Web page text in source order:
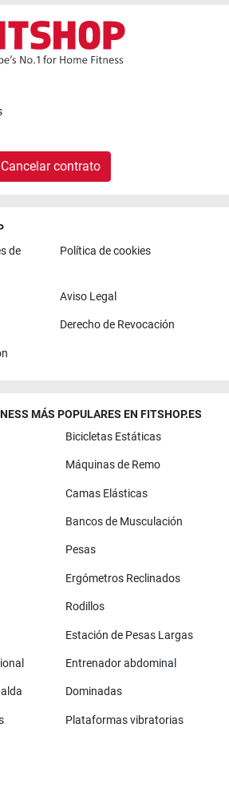
Cancelar contrato
de
Política de cookies
Aviso Legal
Derecho de Revocación
MÁS POPULARES EN FITSHOP.ES
Bicicletas Estáticas
Máquinas de Remo
Camas Elásticas
Bancos de Musculación
Pesas
Ergómetros Reclinados
Rodillos
Estación de Pesas Largas
Entrenador abdominal
Dominadas
Plataformas vibratorias